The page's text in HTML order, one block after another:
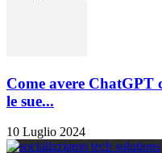
Come avere ChatGPT
le sue...
10 Luglio 2024